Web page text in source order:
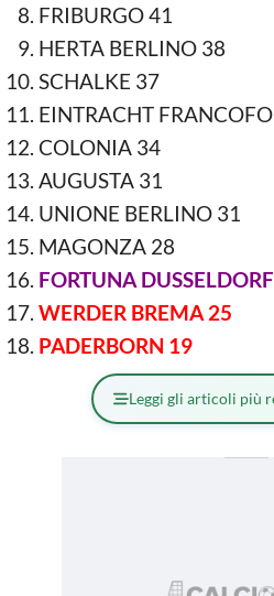
FRIBURGO 41
HERTA BERLINO 38
SCHALKE 37
EINTRACHT
COLONIA 34
AUGUSTA 31
UNIONE BERLINO 31
MAGONZA 28
FORTUNA
WERDER BREMA 25
PADERBORN 19
Leggi gli articoli più